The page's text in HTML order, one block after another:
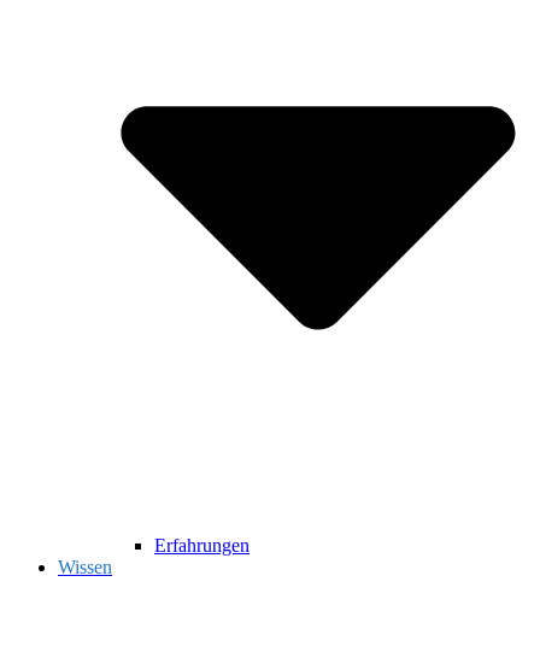
Erfahrungen
Wissen